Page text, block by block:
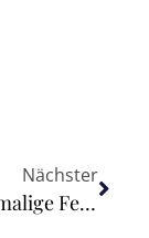
Nächster
BFH: Zweimalige Festsetzung von Grunderwerbsteuer für den Erwerb von Gesellschaftsanteilen beim Auseinanderfallen von sog. Signing und Closing